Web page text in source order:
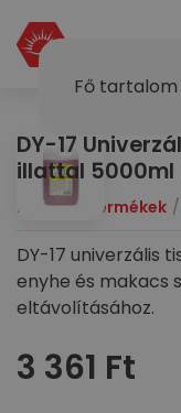
Fő
DY-17
illattal 5000ml
Dymol Termékek
DY-17 univerzális
enyhe és makacs
eltávolításához.
3 361 Ft